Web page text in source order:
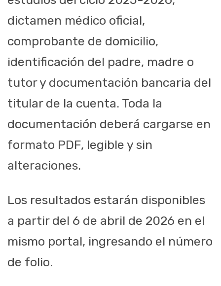
dictamen médico oficial,
comprobante de domicilio,
identificación del padre, madre o
tutor y documentación bancaria del
titular de la cuenta. Toda la
documentación deberá cargarse en
formato PDF, legible y sin
alteraciones.
Los resultados estarán disponibles
a partir del 6 de abril de 2026 en el
mismo portal, ingresando el número
de folio.